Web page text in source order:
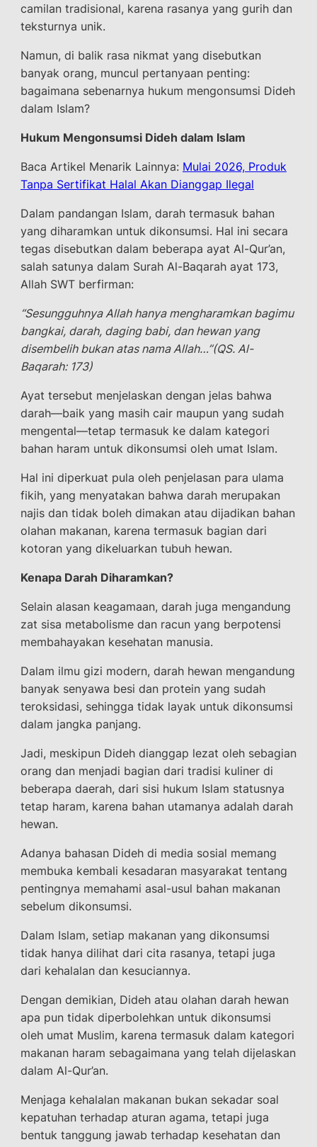
camilan tradisional, karena rasanya yang gurih dan
teksturnya unik.
Namun, di balik rasa nikmat yang disebutkan
banyak orang, muncul pertanyaan penting:
bagaimana sebenarnya hukum mengonsumsi Dideh
dalam Islam?
Hukum Mengonsumsi Dideh dalam Islam
Baca Artikel Menarik Lainnya: Mulai 2026, Produk
Tanpa Sertifikat Halal Akan Dianggap Ilegal
Dalam pandangan Islam, darah termasuk bahan
yang diharamkan untuk dikonsumsi. Hal ini secara
tegas disebutkan dalam beberapa ayat Al-Qur’an,
salah satunya dalam Surah Al-Baqarah ayat 173,
Allah SWT berfirman:
“Sesungguhnya Allah hanya mengharamkan bagimu
bangkai, darah, daging babi, dan hewan yang
disembelih bukan atas nama Allah…”(QS. Al-
Baqarah: 173)
Ayat tersebut menjelaskan dengan jelas bahwa
darah—baik yang masih cair maupun yang sudah
mengental—tetap termasuk ke dalam kategori
bahan haram untuk dikonsumsi oleh umat Islam.
Hal ini diperkuat pula oleh penjelasan para ulama
fikih, yang menyatakan bahwa darah merupakan
najis dan tidak boleh dimakan atau dijadikan bahan
olahan makanan, karena termasuk bagian dari
kotoran yang dikeluarkan tubuh hewan.
Kenapa Darah Diharamkan?
Selain alasan keagamaan, darah juga mengandung
zat sisa metabolisme dan racun yang berpotensi
membahayakan kesehatan manusia.
Dalam ilmu gizi modern, darah hewan mengandung
banyak senyawa besi dan protein yang sudah
teroksidasi, sehingga tidak layak untuk dikonsumsi
dalam jangka panjang.
Jadi, meskipun Dideh dianggap lezat oleh sebagian
orang dan menjadi bagian dari tradisi kuliner di
beberapa daerah, dari sisi hukum Islam statusnya
tetap haram, karena bahan utamanya adalah darah
hewan.
Adanya bahasan Dideh di media sosial memang
membuka kembali kesadaran masyarakat tentang
pentingnya memahami asal-usul bahan makanan
sebelum dikonsumsi.
Dalam Islam, setiap makanan yang dikonsumsi
tidak hanya dilihat dari cita rasanya, tetapi juga
dari kehalalan dan kesuciannya.
Dengan demikian, Dideh atau olahan darah hewan
apa pun tidak diperbolehkan untuk dikonsumsi
oleh umat Muslim, karena termasuk dalam kategori
makanan haram sebagaimana yang telah dijelaskan
dalam Al-Qur’an.
Menjaga kehalalan makanan bukan sekadar soal
kepatuhan terhadap aturan agama, tetapi juga
bentuk tanggung jawab terhadap kesehatan dan